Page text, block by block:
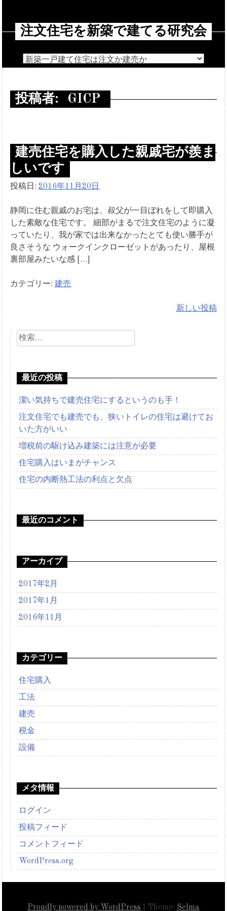
テ
へ
ス
キ
ッ
プ
注文住宅を新築で建てる研究会
投稿者: GICP
建売住宅を購入した親戚宅が羨ま
しいです
投稿日:2016年11月20日
静岡に住む親戚のお宅は、叔父が一目ぼれをして即購入
した素敵な住宅です。 細部がまるで注文住宅のように凝
っていたり、我が家では出来なかったとても使い勝手が
良さそうな ウォークインクローゼットがあったり、屋根
裏部屋みたいな感 […]
カテゴリー: 建売
稿
ナ
ビ
ゲ
ー
シ
ョ
ン
新しい投稿
検
索:
最近の投稿
潔い気持ちで建売住宅にするというのも手！
注文住宅でも建売でも、狭いトイレの住宅は避けてお
いた方がいい
増税前の駆け込み建築には注意が必要
住宅購入はいまがチャンス
住宅の内断熱工法の利点と欠点
最近のコメント
アーカイブ
2017年2月
2017年1月
2016年11月
カテゴリー
住宅購入
工法
建売
税金
設備
メタ情報
ログイン
投稿フィード
コメントフィード
WordPress.org
Proudly powered by WordPress Theme: Selma